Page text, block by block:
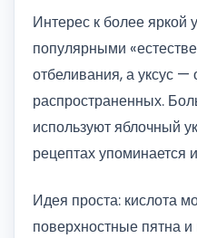
Интерес к более яркой
популярными
отбеливания, а уксус
распространенных.
используют яблочный
рецептах упоминается
Идея проста: кислота
поверхностные пятна